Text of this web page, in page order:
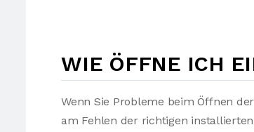
WIE ÖFFNE ICH
Wenn Sie Probleme beim Öffnen
am Fehlen der richtigen